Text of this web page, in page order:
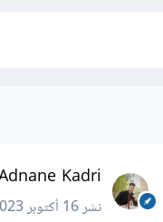
Adnane Kadri
نشر16 أكتوبر 2023